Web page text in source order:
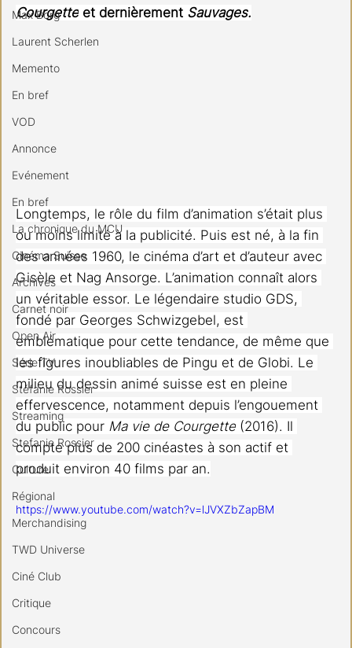
Max Borg
Laurent Scherlen
Memento
En bref
VOD
Annonce
Evénement
En bref
La chronique du MCU
Cinéma Suisse
Archives
Carnet noir
Open Air
Série TV
Stéfanie Rossier
Streaming
Stefanie Rossier
Culture
Régional
Merchandising
TWD Universe
Ciné Club
Critique
Concours
Courgette et dernièrement Sauvages.
Longtemps, le rôle du film d’animation s’était plus
ou moins limité à la publicité. Puis est né, à la fin
des années 1960, le cinéma d’art et d’auteur avec
Gisèle et Nag Ansorge. L’animation connaît alors
un véritable essor. Le légendaire studio GDS,
fondé par Georges Schwizgebel, est
emblématique pour cette tendance, de même que
les figures inoubliables de Pingu et de Globi. Le
milieu du dessin animé suisse est en pleine
effervescence, notamment depuis l’engouement
du public pour Ma vie de Courgette (2016). Il
compte plus de 200 cinéastes à son actif et
produit environ 40 films par an.
https://www.youtube.com/watch?v=lJVXZbZapBM